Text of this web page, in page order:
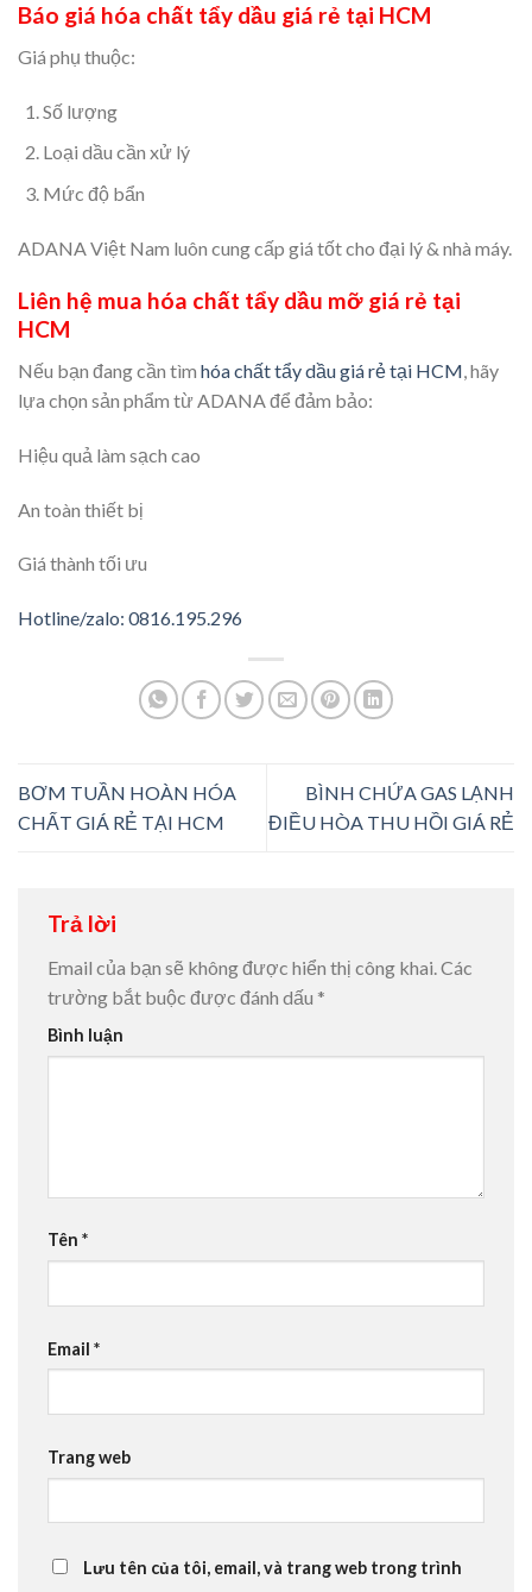
Báo giá hóa chất tẩy dầu giá rẻ tại HCM
Giá phụ thuộc:
Số lượng
Loại dầu cần xử lý
Mức độ bẩn
ADANA Việt Nam luôn cung cấp giá tốt cho đại lý & nhà máy.
Liên hệ mua hóa chất tẩy dầu mỡ giá rẻ tại
HCM
Nếu bạn đang cần tìm hóa chất tẩy dầu giá rẻ tại HCM, hãy
lựa chọn sản phẩm từ ADANA để đảm bảo:
Hiệu quả làm sạch cao
An toàn thiết bị
Giá thành tối ưu
Hotline/zalo: 0816.195.296
BƠM TUẦN HOÀN HÓA
CHẤT GIÁ RẺ TẠI HCM
BÌNH CHỨA GAS LẠNH
ĐIỀU HÒA THU HỒI GIÁ RẺ
Trả lời
Email của bạn sẽ không được hiển thị công khai.Các
trường bắt buộc được đánh dấu *
Bình luận
Tên *
Email *
Trang web
Lưu tên của tôi, email, và trang web trong trình